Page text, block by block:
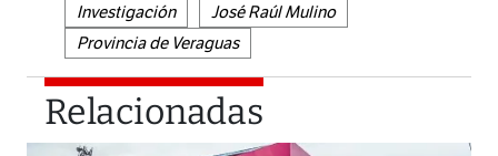
Investigación
José Raúl Mulino
Provincia de Veraguas
Relacionadas